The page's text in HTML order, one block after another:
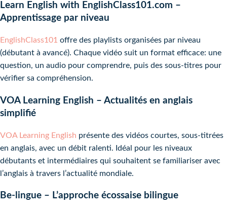
Learn English with EnglishClass101.com –
Apprentissage par niveau
EnglishClass101 offre des playlists organisées par niveau
(débutant à avancé). Chaque vidéo suit un format efficace: une
question, un audio pour comprendre, puis des sous-titres pour
vérifier sa compréhension.
VOA Learning English – Actualités en anglais
simplifié
VOA Learning English présente des vidéos courtes, sous-titrées
en anglais, avec un débit ralenti. Idéal pour les niveaux
débutants et intermédiaires qui souhaitent se familiariser avec
l’anglais à travers l’actualité mondiale.
Be-lingue – L’approche écossaise bilingue